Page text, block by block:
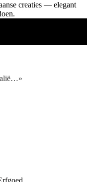
creaties — elegant